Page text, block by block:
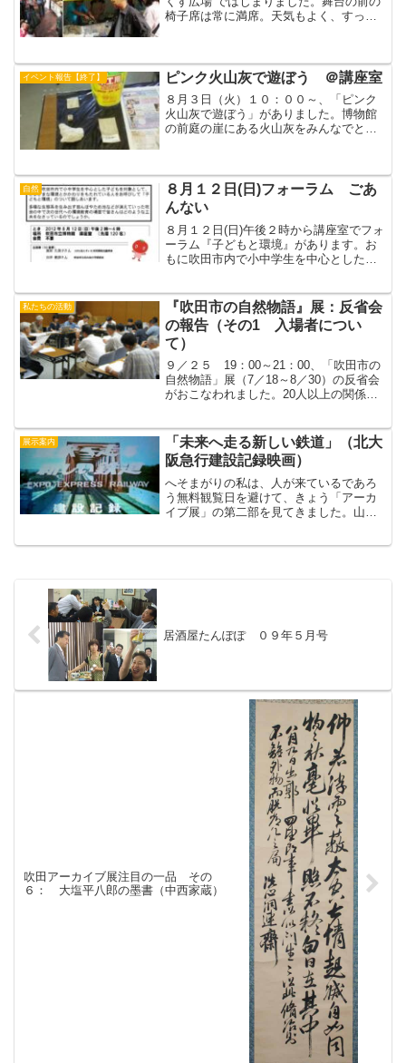
椅子席は常に満席。天気もよく、すっご
おーちゃん＋てつ）【...
イベント報告【終了】 ピンク火山灰で遊ぼう ＠講座室
８月３日（火）１０：００～、「ピンク
火山灰で遊ぼう」がありました。博物館
の前庭の崖にある火山灰をみんなでとり
した。講座室は広く涼しく、楽しい工作
教室でした。Ｈ先生の火山...
自然
８月１２日(日)フォーラム ごあ
んない
８月１２日(日)午後２時から講座室でフォ
ーラム『子どもと環境』があります。お
もに吹田市内で小中学生を中心とした子
「子どもと環境」のついて話しあいま
す。多様な生態系を生み出...
私たちの活動
『吹田市の自然物語』展：反省会
の報告（その1 入場者につい
て）
９／２５ 19：00～21：00、「吹田市の
自然物語」展（7／18～8／30）の反省会
がおこなわれました。20人以上の関係者
トなど、担当者からの報告のあと、時間
オーバー...
展示案内
「未来へ走る新しい鉄道」（北大
阪急行建設記録映画）
へそまがりの私は、人が来ているであろ
う無料観覧日を避けて、きょう「アーカ
イブ展」の第二部を見てきました。山田
居酒屋たんぽぽ ０９年５月号
吹田アーカイブ展注目の一品 その
６： 大塩平八郎の墨書（中西家蔵）